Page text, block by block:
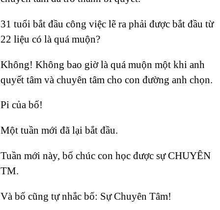
31 tuổi bắt đầu công việc lẽ ra phải được bắt đầu từ
22 liệu có là quá muộn?
Không! Không bao giờ là quá muộn một khi anh
quyết tâm và chuyên tâm cho con đường anh chọn.
Pi của bố!
Một tuần mới đã lại bắt đầu.
Tuần mới này, bố chúc con học được sự CHUYÊN
TM.
Và bố cũng tự nhắc bố: Sự Chuyên Tâm!